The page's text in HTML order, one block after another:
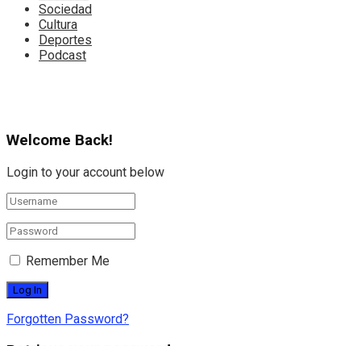
Sociedad
Cultura
Deportes
Podcast
Welcome Back!
Login to your account below
Remember Me
Forgotten Password?